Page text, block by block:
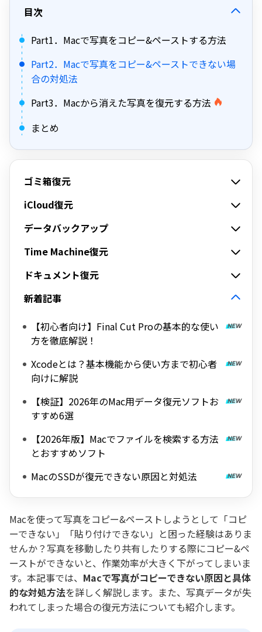
目次
Part1．Macで写真をコピー&ペーストする方法
Part2．Macで写真をコピー&ペーストできない場
合の対処法
Part3．Macから消えた写真を復元する方法
まとめ
ゴミ箱復元
iCloud復元
データバックアップ
Time Machine復元
ドキュメント復元
新着記事
【初心者向け】Final Cut Proの基本的な使い
方を徹底解説！
Xcodeとは？基本機能から使い方まで初心者
向けに解説
【検証】2026年のMac用データ復元ソフトお
すすめ6選
【2026年版】Macでファイルを検索する方法
とおすすめソフト
MacのSSDが復元できない原因と対処法
Macを使って写真をコピー&ペーストしようとして「コピ
ーできない」「貼り付けできない」と困った経験はありま
せんか？写真を移動したり共有したりする際にコピー&ペ
ーストができないと、作業効率が大きく下がってしまいま
す。本記事では、 Macで写真がコピーできない原因と具体
的な対処方法を詳しく解説します。また、写真データが失
われてしまった場合の復元方法についても紹介します。